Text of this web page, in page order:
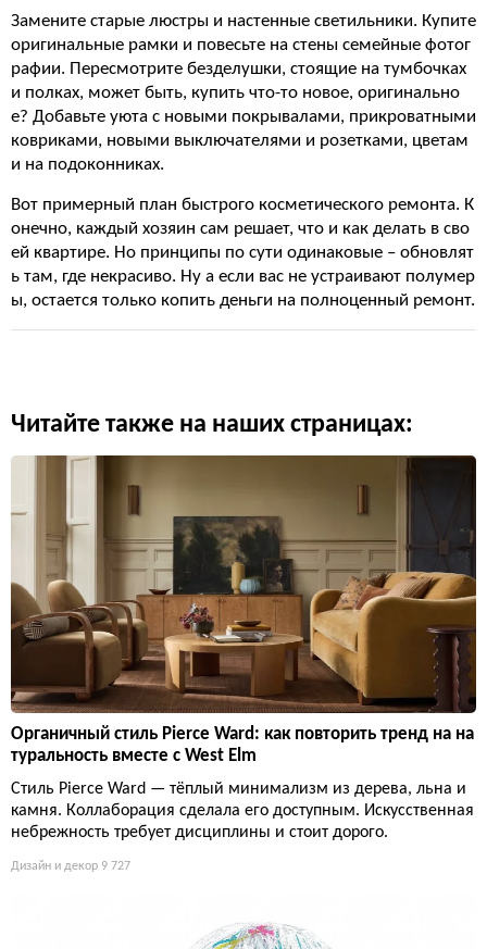
Замените старые люстры и настенные светильники. Купите
оригинальные рамки и повесьте на стены семейные фотог
рафии. Пересмотрите безделушки, стоящие на тумбочках
и полках, может быть, купить что-то новое, оригинально
е? Добавьте уюта с новыми покрывалами, прикроватными
ковриками, новыми выключателями и розетками, цветам
и на подоконниках.
Вот примерный план быстрого косметического ремонта. К
онечно, каждый хозяин сам решает, что и как делать в сво
ей квартире. Но принципы по сути одинаковые – обновлят
ь там, где некрасиво. Ну а если вас не устраивают полумер
ы, остается только копить деньги на полноценный ремонт.
Читайте также на наших страницах:
Органичный стиль Pierce Ward: как повторить тренд на на
туральность вместе с West Elm
Стиль Pierce Ward — тёплый минимализм из дерева, льна и
камня. Коллаборация сделала его доступным. Искусственная
небрежность требует дисциплины и стоит дорого.
Дизайн и декор 9 727